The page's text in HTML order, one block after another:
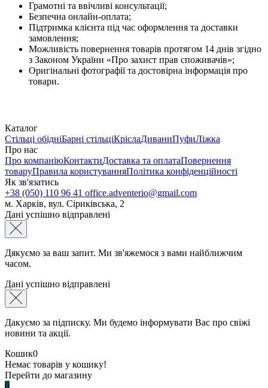
Грамотні та ввічливі консультації;
Безпечна онлайн-оплата;
Підтримка клієнта під час оформлення та доставки
замовлення;
Можливість повернення товарів протягом 14 днів згідно
з Законом України «Про захист прав споживачів»;
Оригінальні фотографії та достовірна інформація про
товари.
Каталог
Стільці обідніБарні стільціКріслаДиваниПуфиЛіжка
Про нас
Про компаніюКонтактиДоставка та оплатаПовернення
товаруПравила користуванняПолітика конфіденційності
Як зв'язатись
+38 (050) 110 96 41 office.adventerio@gmail.com
м. Харків, вул. Сіриківська, 2
Дані успішно відправлені
Дякуємо за ваш запит. Ми зв'яжемося з вами найближчим
часом.
Дані успішно відправлені
Дакуємо за підписку. Ми будемо інформувати Вас про свіжі
новини та акції.
Кошик0
Немає товарів у кошику!
Перейти до магазину
0